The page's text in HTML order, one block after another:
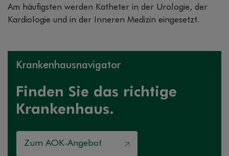
Am häufigsten werden Katheter in der Urologie, der
Kardiologie und in der Inneren Medizin eingesetzt.
Krankenhausnavigator
Finden Sie das richtige
Krankenhaus.
Zum AOK-Angebot